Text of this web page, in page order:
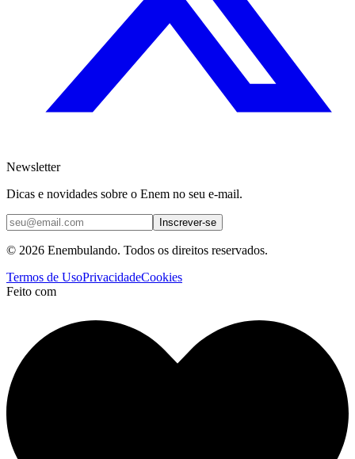
Newsletter
Dicas e novidades sobre o Enem no seu e-mail.
Inscrever-se
© 2026 Enembulando. Todos os direitos reservados.
Termos de UsoPrivacidadeCookies
Feito com